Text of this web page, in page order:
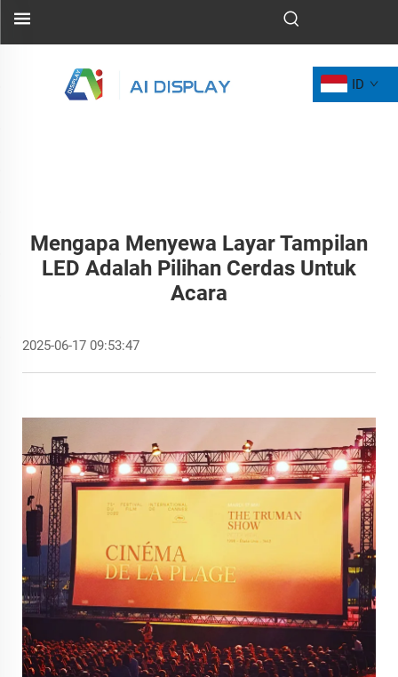
ID
Mengapa Menyewa Layar Tampilan
LED Adalah Pilihan Cerdas Untuk
Acara
2025-06-17 09:53:47